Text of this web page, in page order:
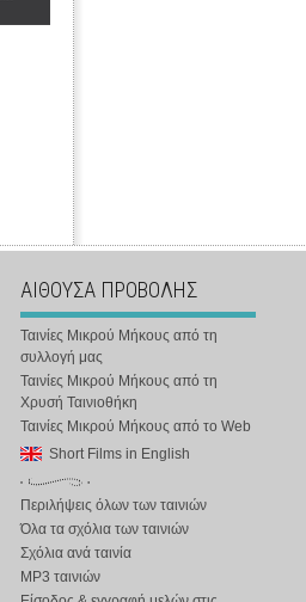
ΑΙΘΟΥΣΑ ΠΡΟΒΟΛΗΣ
Ταινίες Μικρού Μήκους από τη
συλλογή μας
Ταινίες Μικρού Μήκους από τη
Χρυσή Ταινιοθήκη
Ταινίες Μικρού Μήκους από το Web
Short Films in English
Περιλήψεις όλων των ταινιών
Όλα τα σχόλια των ταινιών
Σχόλια ανά ταινία
MP3 ταινιών